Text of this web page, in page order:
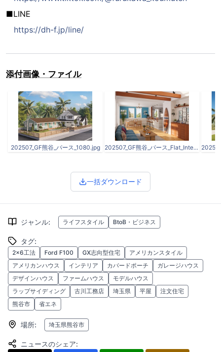
■LINE
https://dh-f.jp/line/
添付画像・ファイル
202507_GF熊谷_パース_1080.jpg 202507_GF熊谷_パース_Flat_Interior.jpg
一括ダウンロード
ジャンル: ライフスタイル BtoB・ビジネス
タグ:
2×6工法 Ford F100 GX志向型住宅
アメリカンスタイル
アメリカンハウス
インテリア カバードポーチ
ガレージハウス
デザインハウス
ファームハウス
モデルハウス
ラップサイディング
古川工務店 埼玉県 平屋
注文住宅
熊谷市
省エネ
場所: 埼玉県熊谷市
ニュースのシェア: